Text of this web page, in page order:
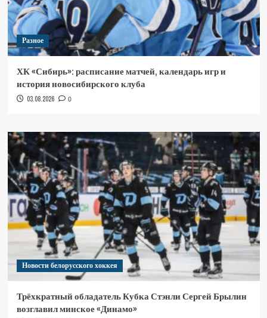
Разное
ХК «Сибирь»: расписание матчей, календарь игр и
история новосибирского клуба
03.08.2026 0
Новости белорусского хоккея
Трёхкратный обладатель Кубка Стэнли Сергей Брылин
возглавил минское «Динамо»